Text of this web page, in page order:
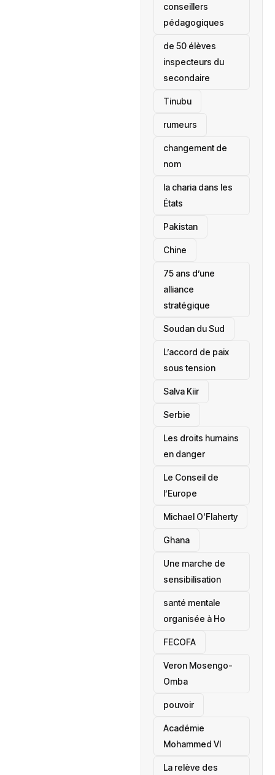
conseillers
pédagogiques
de 50 élèves
inspecteurs du
secondaire
Tinubu
rumeurs
changement de
nom
la charia dans les
États
‎Pakistan
Chine
75 ans d’une
alliance
stratégique
‎Soudan du Sud
L’accord de paix
sous tension
Salva Kiir
‎Serbie
Les droits humains
en danger
‎Le Conseil de
l’Europe
Michael O'Flaherty
‎Ghana
Une marche de
sensibilisation
santé mentale
organisée à Ho
‎FECOFA
Veron Mosengo-
Omba
pouvoir
Académie
Mohammed VI
La relève des